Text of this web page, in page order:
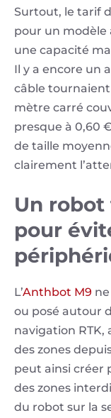
Surtout, le tarif
pour un modèle
une capacité
Il y a encore un
câble
mètre carré
presque à 0,60
de taille
clairement
Un robot
pour
L’Anthbot M9
ou posé autour
navigation RTK,
des zones
peut ainsi créer
des zones
du robot sur la